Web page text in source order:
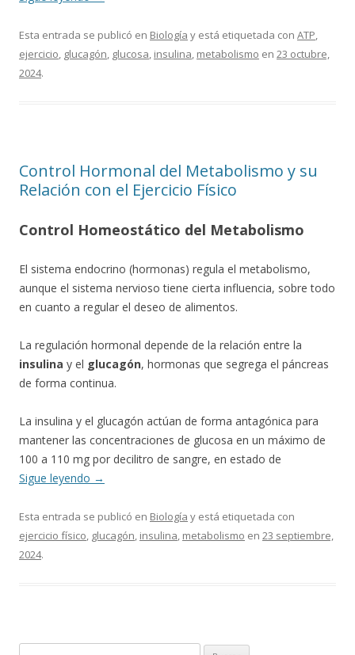
Esta entrada se publicó en Biología y está etiquetada con ATP,
ejercicio, glucagón, glucosa, insulina, metabolismo en 23 octubre,
2024.
Control Hormonal del Metabolismo y su
Relación con el Ejercicio Físico
Control Homeostático del Metabolismo
El sistema endocrino (hormonas) regula el metabolismo,
aunque el sistema nervioso tiene cierta influencia, sobre todo
en cuanto a regular el deseo de alimentos.
La regulación hormonal depende de la relación entre la
insulina y el glucagón, hormonas que segrega el páncreas
de forma continua.
La insulina y el glucagón actúan de forma antagónica para
mantener las concentraciones de glucosa en un máximo de
100 a 110 mg por decilitro de sangre, en estado de
Sigue leyendo →
Esta entrada se publicó en Biología y está etiquetada con
ejercicio físico, glucagón, insulina, metabolismo en 23 septiembre,
2024.